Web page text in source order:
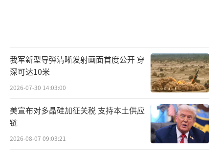
我军新型导弹清晰发射画面首度公开 穿
深可达10米
2026-07-30 14:03:00
美宣布对多晶硅加征关税 支持本土供应
链
2026-08-07 09:03:21